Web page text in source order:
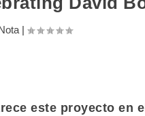
Nota|
este proyecto en